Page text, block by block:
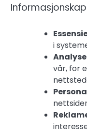
i
vår, for